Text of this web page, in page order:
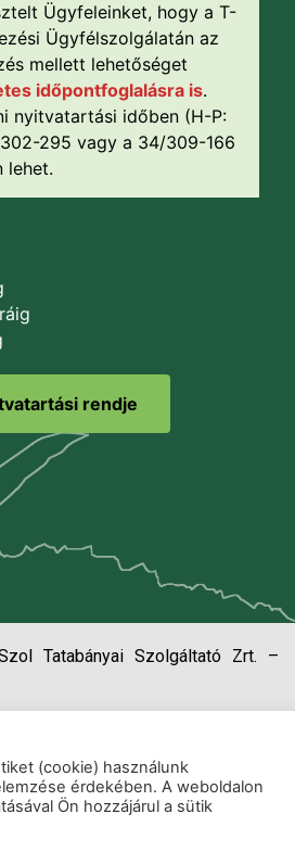
Ügyfeleinket, hogy a T-
Ügyfélszolgálatán az
mellett lehetőséget
időpontfoglalásra is.
nyitvatartási időben (H-P:
295 vagy a 34/309-166
lehet.
rendje
Tatabányai Szolgáltató Zrt. –
(cookie) használunk
érdekében. A weboldalon
Ön hozzájárul a sütik